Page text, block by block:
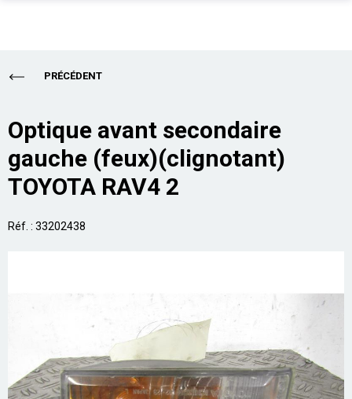
Total
Acheter
ENLÈVEMENT EPAVE
SUR PLACE
PRO
ASSURANCE
Mon compte
PRÉCÉDENT
Optique avant secondaire
gauche (feux)(clignotant)
TOYOTA RAV4 2
Réf. : 33202438